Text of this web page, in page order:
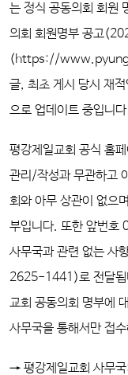
는 정식 공동의회 회원
의회 회원명부 공고
(https://
글, 최초 게시 당시 재
으로 업데이트 중입니다
평강제일교회 공식 홈
관리/작성과 무관하고
회와 아무 상관이 없으
부입니다. 또한 앞번호
사무국과 관련 없는 사
2625-1441)로 전달됩
교회 공동의회 명부에
사무국을 통해서만 접
→ 평강제일교회 사무